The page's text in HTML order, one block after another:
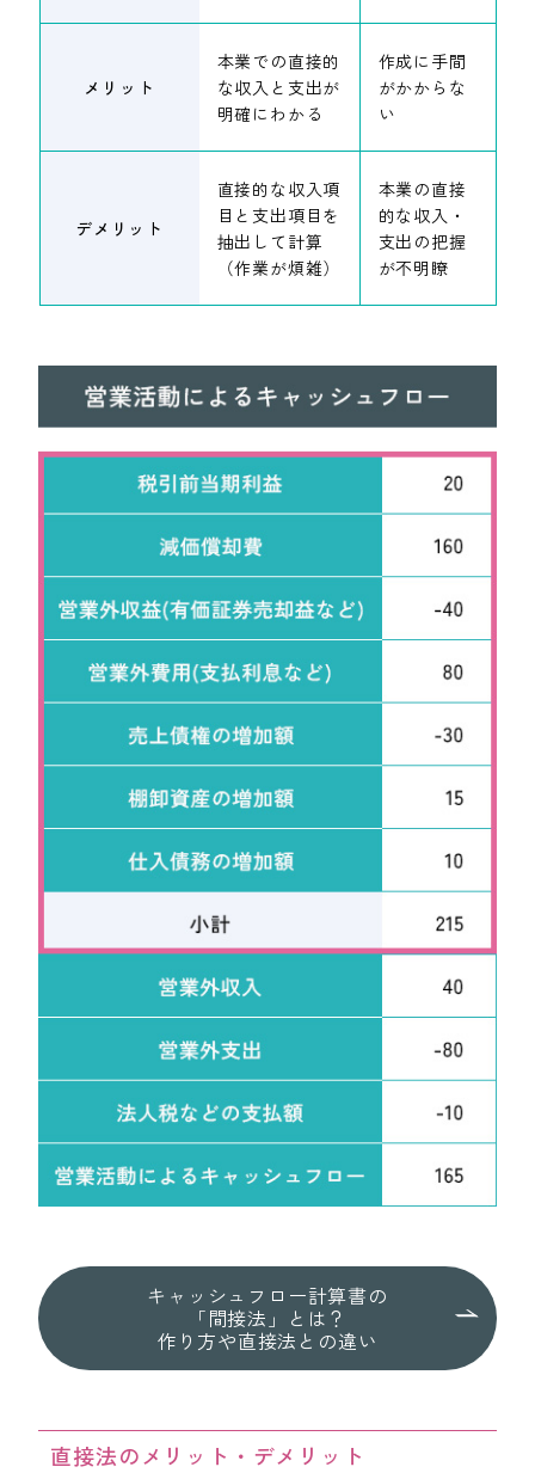
メリット
本業での直接的
な収入と支出が
明確にわかる
作成に手間
がかからな
い
デメリット
直接的な収入項
目と支出項目を
抽出して計算
（作業が煩雑）
本業の直接
的な収入・
支出の把握
が不明瞭
キャッシュフロー計算書の
「間接法」とは？
作り方や直接法との違い
直接法のメリット・デメリット